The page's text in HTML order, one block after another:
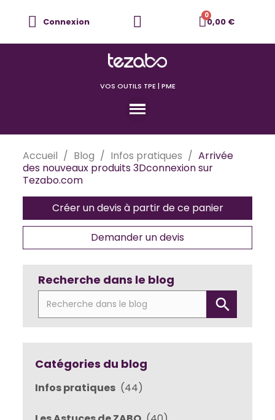
Connexion 0,00 €
VOS OUTILS TPE | PME
Accueil Blog Infos pratiques
Arrivée
des nouveaux produits 3Dconnexion sur
Tezabo.com
Créer un devis à partir de ce panier
Demander un devis
Recherche dans le blog
Catégories du blog
Infos pratiques (44)